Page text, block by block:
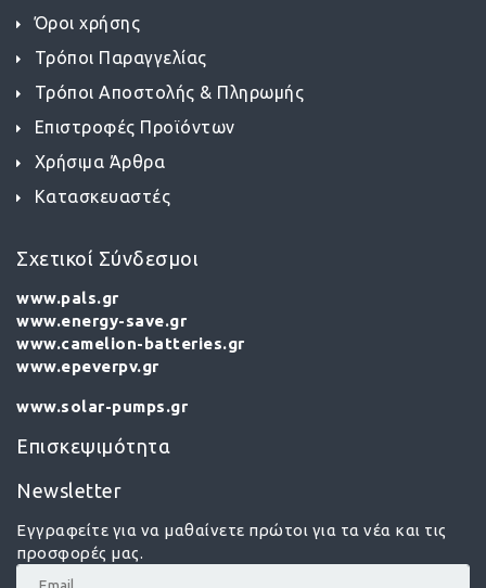
Όροι χρήσης
Τρόποι Παραγγελίας
Τρόποι Αποστολής & Πληρωμής
Επιστροφές Προϊόντων
Χρήσιμα Άρθρα
Κατασκευαστές
Σχετικοί Σύνδεσμοι
www.pals.gr
www.energy-save.gr
www.camelion-batteries.gr
www.epeverpv.gr
www.solar-pumps.gr
Επισκεψιμότητα
Newsletter
Εγγραφείτε για να μαθαίνετε πρώτοι για τα νέα και τις
προσφορές μας.